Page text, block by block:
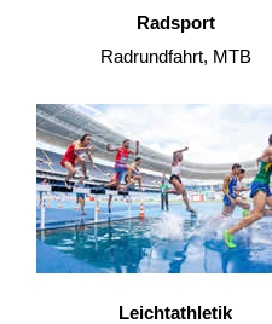
Radsport
Radrundfahrt, MTB
Leichtathletik